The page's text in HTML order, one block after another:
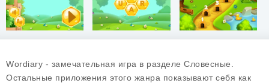
Wordiary - замечательная игра в разделе Словесные.
Остальные приложения этого жанра показывают себя как